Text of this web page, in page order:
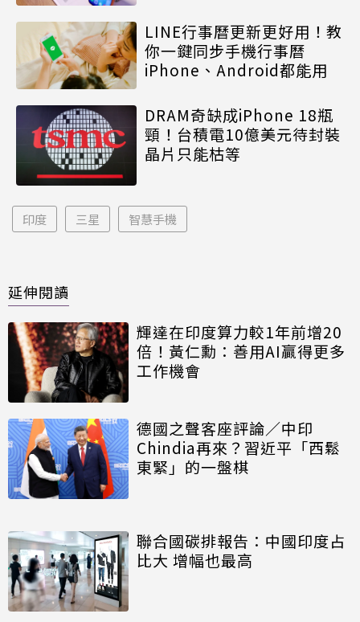
LINE行事曆更新更好用！教
你一鍵同步手機行事曆
iPhone、Android都能用
DRAM奇缺成iPhone 18瓶
頸！台積電10億美元待封裝
晶片只能枯等
印度 三星 智慧手機
延伸閱讀
輝達在印度算力較1年前增20
倍！黃仁勳：善用AI贏得更多
工作機會
德國之聲客座評論／中印
Chindia再來？習近平「西鬆
東緊」的一盤棋
聯合國碳排報告：中國印度占
比大 增幅也最高